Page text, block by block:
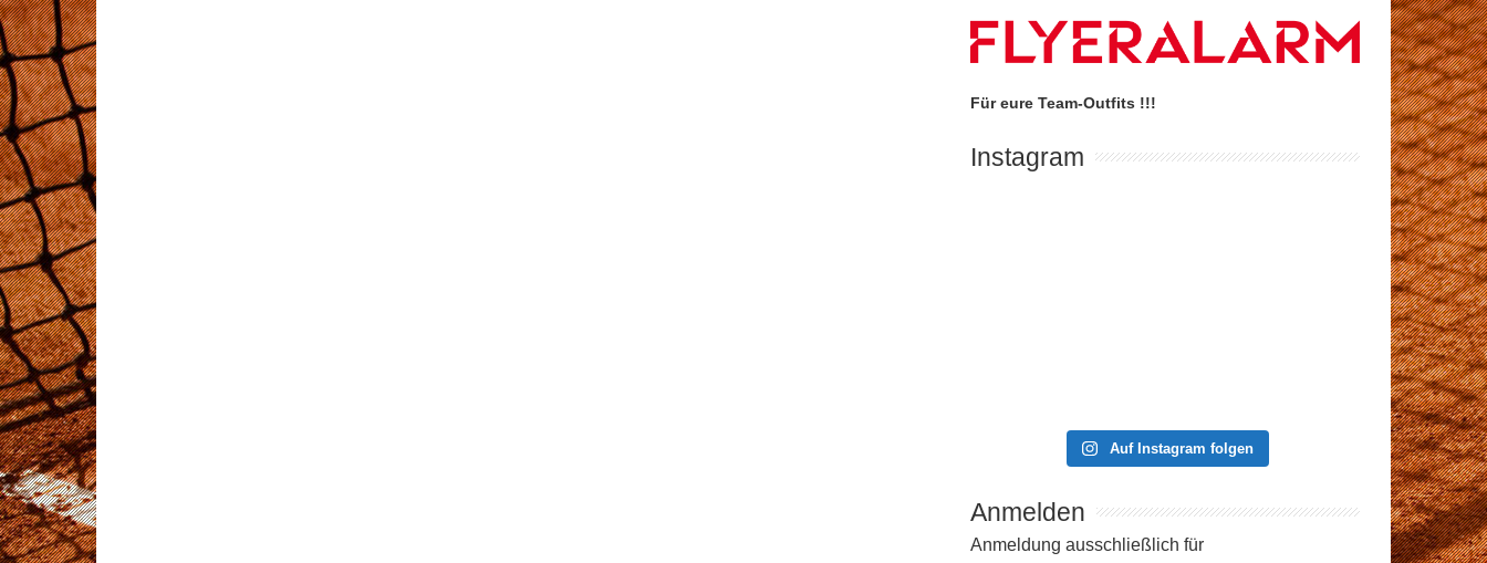
Für eure Team-Outfits !!!
Instagram
Auf Instagram folgen
Anmelden
Anmeldung ausschließlich für